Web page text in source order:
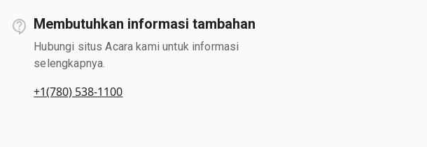
Membutuhkan informasi tambahan
Hubungi situs Acara kami untuk informasi
selengkapnya.
+1(780) 538-1100